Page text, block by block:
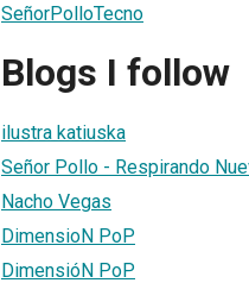
SeñorPolloTecno
Blogs I follow
ilustra katiuska
Señor Pollo - Respirando
Nacho Vegas
DimensioN PoP
DimensióN PoP